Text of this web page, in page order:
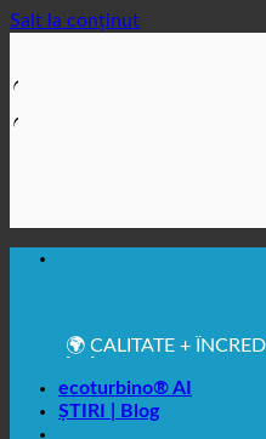
Salt la conținut
🌍 CALITATE +
ecoturbino® AI
ȘTIRI | Blog